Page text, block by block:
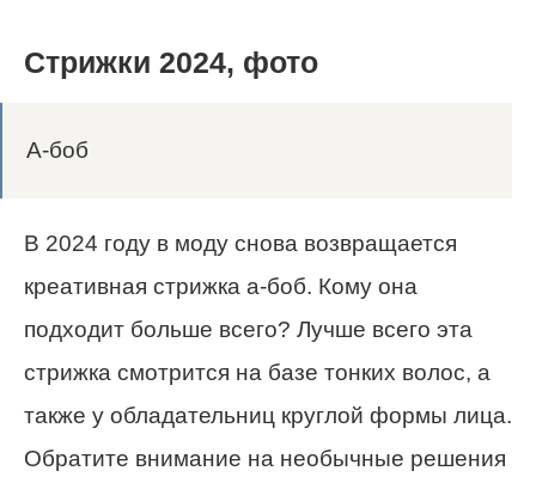
Стрижки 2024, фото
А-боб
В 2024 году в моду снова возвращается
креативная стрижка а-боб. Кому она
подходит больше всего? Лучше всего эта
стрижка смотрится на базе тонких волос, а
также у обладательниц круглой формы лица.
Обратите внимание на необычные решения